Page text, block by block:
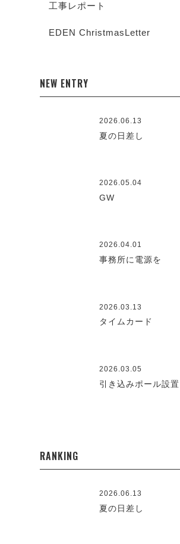
工事レポート
EDEN ChristmasLetter
NEW ENTRY
2026.06.13
夏の日差し
2026.05.04
GW
2026.04.01
事務所に電源を
2026.03.13
タイムカード
2026.03.05
引き込みポール設置
RANKING
2026.06.13
夏の日差し